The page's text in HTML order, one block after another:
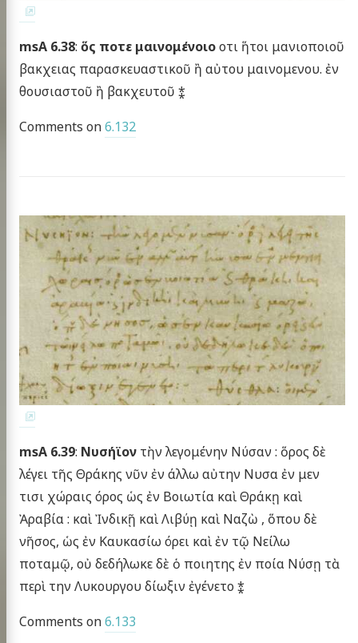
msA 6.38: ὅς ποτε μαινομένοιοοτι ἥτοι μανιοποιοῦ
βακχειας παρασκευαστικοῦ ἢ αὐτου μαινομενου. ἐν
θουσιαστοῦ ἢ βακχευτοῦ ⁑
Comments on6.132
msA 6.39: Νυσήϊον τὴν λεγομένην Νύσαν : ὅρος δὲ
λέγει τῆς Θράκης νῦν ἐν άλλω αὐτην Νυσα ἐν μεν
τισι χώραις όρος ὡς ἐν Βοιωτία καὶ Θράκῃ καὶ
Ἀραβία : καὶ Ἰνδικῇ καὶ Λιβύῃ καὶ Ναζὼ , ὅπου δὲ
νῆσος, ὡς ἐν Καυκασίω όρει καὶ ἐν τῷ Νείλω
ποταμῷ, οὐ δεδήλωκε δὲ ὁ ποιητης ἐν ποία Νύσῃ τὰ
περὶ την Λυκουργου δίωξιν ἐγένετο ⁑
Comments on6.133